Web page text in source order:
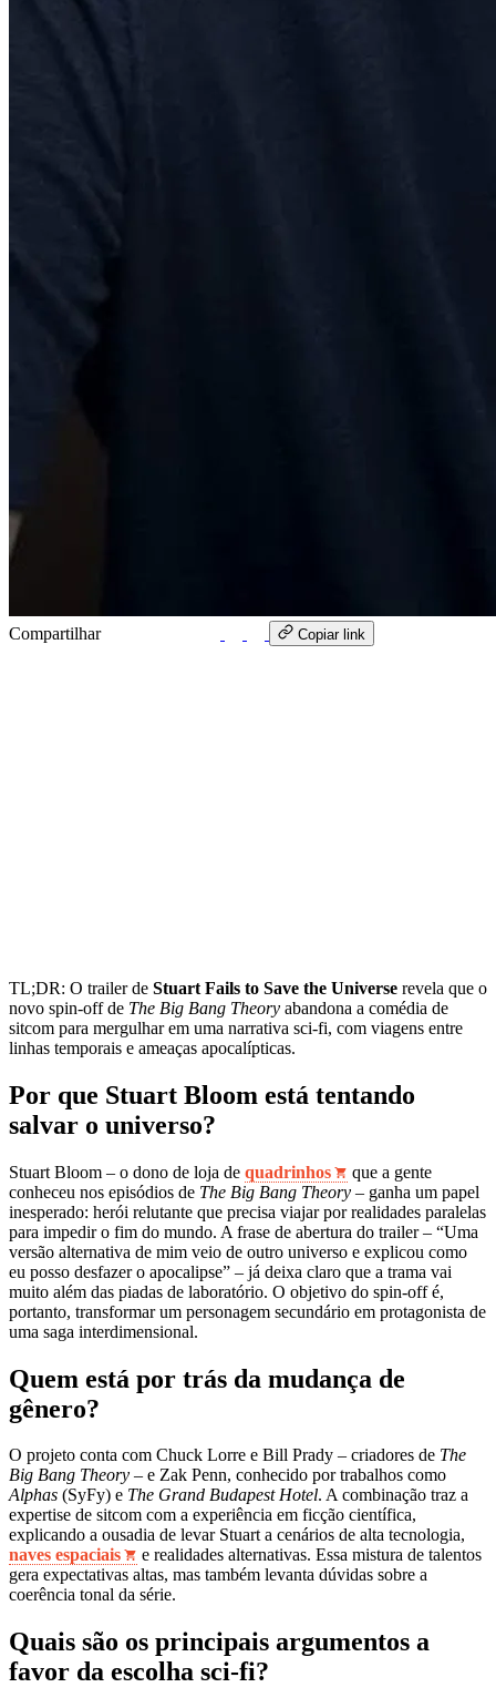
Compartilhar Copiar link
TL;DR: O trailer de Stuart Fails to Save the Universe revela que o
novo spin‑off de The Big Bang Theory abandona a comédia de
sitcom para mergulhar em uma narrativa sci‑fi, com viagens entre
linhas temporais e ameaças apocalípticas.
Por que Stuart Bloom está tentando
salvar o universo?
Stuart Bloom – o dono de loja de quadrinhos
que a gente
conheceu nos episódios de The Big Bang Theory – ganha um papel
inesperado: herói relutante que precisa viajar por realidades paralelas
para impedir o fim do mundo. A frase de abertura do trailer – “Uma
versão alternativa de mim veio de outro universo e explicou como
eu posso desfazer o apocalipse” – já deixa claro que a trama vai
muito além das piadas de laboratório. O objetivo do spin‑off é,
portanto, transformar um personagem secundário em protagonista de
uma saga interdimensional.
Quem está por trás da mudança de
gênero?
O projeto conta com Chuck Lorre e Bill Prady – criadores de The
Big Bang Theory – e Zak Penn, conhecido por trabalhos como
Alphas (SyFy) e The Grand Budapest Hotel. A combinação traz a
expertise de sitcom com a experiência em ficção científica,
explicando a ousadia de levar Stuart a cenários de alta tecnologia,
naves espaciais
e realidades alternativas. Essa mistura de talentos
gera expectativas altas, mas também levanta dúvidas sobre a
coerência tonal da série.
Quais são os principais argumentos a
favor da escolha sci‑fi?